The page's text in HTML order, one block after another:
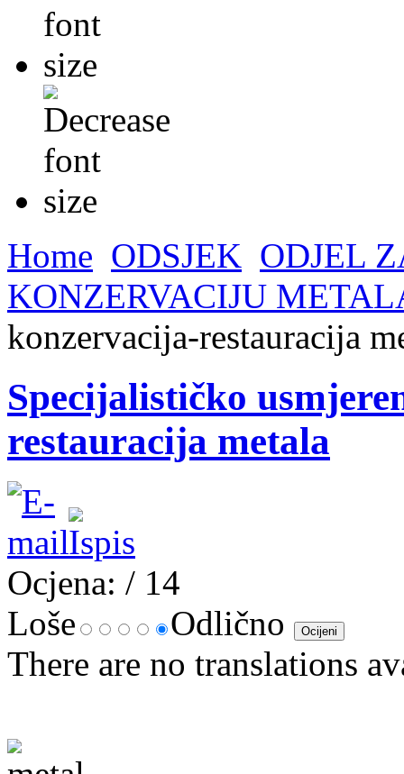
Home ODSJEK ODJEL
KONZERVACIJU
konzervacija-restauracija
Specijalističko
restauracija metala
Ocjena: / 14
Loše
Odlično
There are no translations